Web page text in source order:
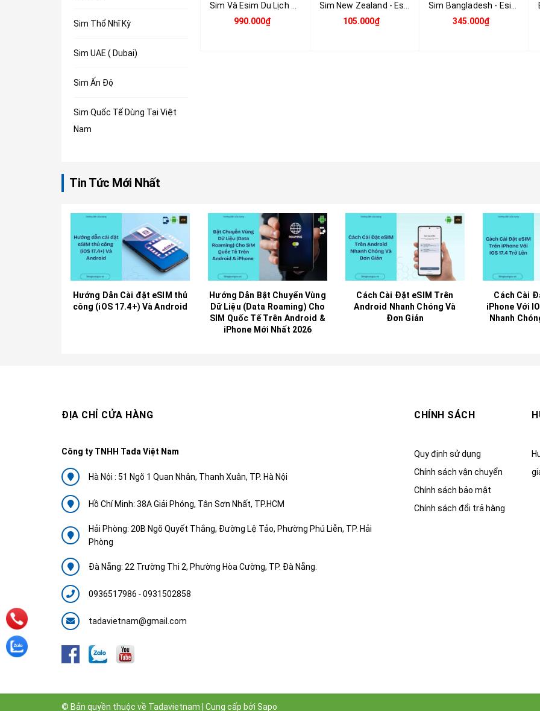
Sim Thổ Nhĩ Kỳ
Sim UAE ( Dubai)
Sim Ấn Độ
Sim Quốc Tế Dùng Tại Việt
Nam
Sim Và Esim Du Lịch 90 Nước Tặng 6GB Tốc Độ Cao Sử Dụng Trong 15 Ngày - Nhận Tại Việt Nam
990.000₫
Sim New Zealand - Esim New Zealand - Sim Và Esim 4G , 5G New Zealand - Nhận Tại Việt Nam
105.000₫
Sim Bangladesh - Esim Bangladesh Và Esim 4G , 5G Bangladesh - Nhận Tại Việt Nam
345.000₫
Tin Tức Mới Nhất
Hướng Dẫn Cài đặt eSIM thủ
công (iOS 17.4+) Và Android
Hướng Dẫn Bật Chuyển Vùng
Dữ Liệu (Data Roaming) Cho
SIM Quốc Tế Trên Android &
iPhone Mới Nhất 2026
Cách Cài Đặt eSIM Trên
Android Nhanh Chóng Và
Đơn Giản
Cách Cài
iPhone Với
Nhanh
ĐỊA CHỈ CỬA HÀNG
Công ty TNHH Tada Việt Nam
Hà Nội : 51 Ngõ 1 Quan Nhân, Thanh Xuân, TP. Hà Nội
Hồ Chí Minh: 38A Giải Phóng, Tân Sơn Nhất, TP.HCM
Hải Phòng: 20B Ngõ Quyết Thắng, Đường Lệ Tảo, Phường Phú Liễn, TP. Hải
Phòng
Đà Nẵng: 22 Trường Thi 2, Phường Hòa Cường, TP. Đà Nẵng.
0936517986 -0931502858
tadavietnam@gmail.com
CHÍNH SÁCH
Quy định sử dụng
Chính sách vận chuyển
Chính sách bảo mật
Chính sách đổi trả hàng
© Bản quyền thuộc về Tadavietnam Cung cấp bởi Sapo